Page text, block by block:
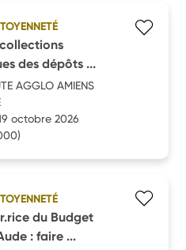
des dépôts ...
AGGLO AMIENS
octobre 2026
du Budget
: faire ...